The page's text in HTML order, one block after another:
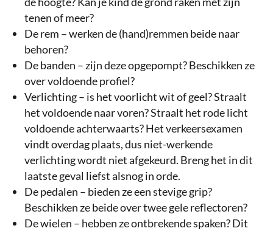
tenen of meer?
De rem – werken de (hand)remmen beide naar
behoren?
De banden – zijn deze opgepompt? Beschikken ze
over voldoende profiel?
Verlichting – is het voorlicht wit of geel? Straalt
het voldoende naar voren? Straalt het rode licht
voldoende achterwaarts? Het verkeersexamen
vindt overdag plaats, dus niet-werkende
verlichting wordt niet afgekeurd. Breng het in dit
laatste geval liefst alsnog in orde.
De pedalen – bieden ze een stevige grip?
Beschikken ze beide over twee gele reflectoren?
De wielen – hebben ze ontbrekende spaken? Dit